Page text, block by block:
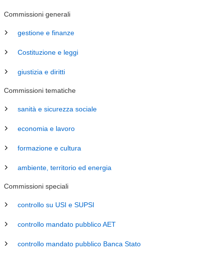
Commissioni generali
gestione e finanze
Costituzione e leggi
giustizia e diritti
Commissioni tematiche
sanità e sicurezza sociale
economia e lavoro
formazione e cultura
ambiente, territorio ed energia
Commissioni speciali
controllo su USI e SUPSI
controllo mandato pubblico AET
controllo mandato pubblico Banca Stato